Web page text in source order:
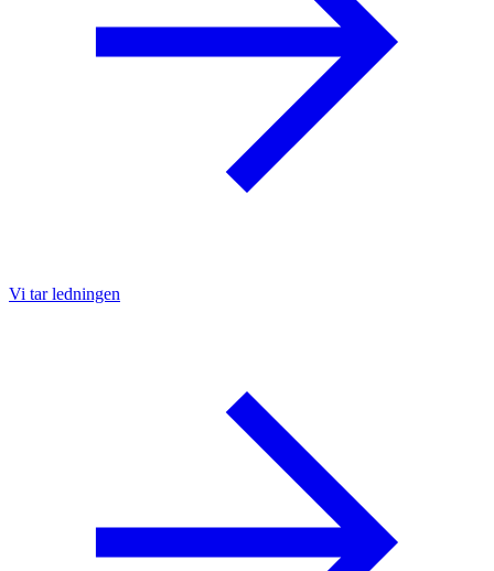
Vi tar ledningen